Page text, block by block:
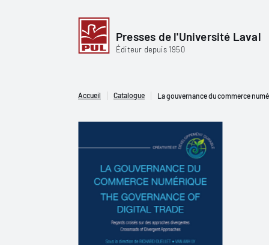
Presses de l'Université Laval
Éditeur depuis 1950
Accueil Catalogue La gouvernance du commerce